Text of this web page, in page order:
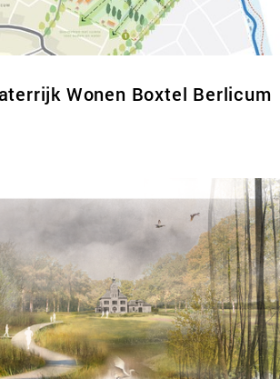
Wonen Boxtel Berlicum